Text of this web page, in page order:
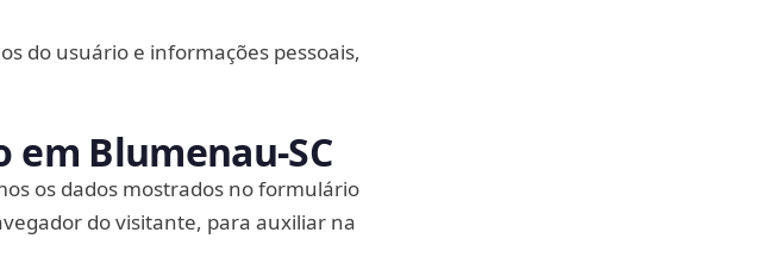
do usuário e informações pessoais,
Blumenau‑SC
os dados mostrados no formulário
do visitante, para auxiliar na